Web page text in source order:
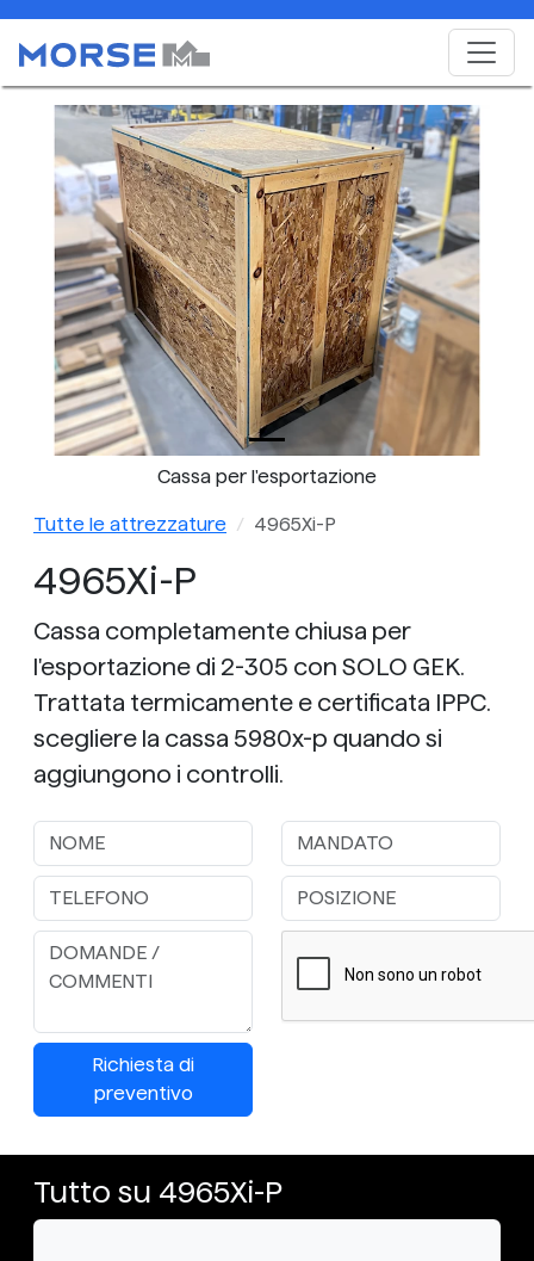
Cassa per l'esportazione
Tutte le attrezzature 4965Xi-P
4965Xi-P
Cassa completamente chiusa per
l'esportazione di 2-305 con SOLO GEK.
Trattata termicamente e certificata IPPC.
scegliere la cassa 5980x-p quando si
aggiungono i controlli.
Richiesta di
preventivo
Tutto su 4965Xi-P